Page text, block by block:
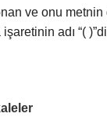
ve onu metnin
adı “(